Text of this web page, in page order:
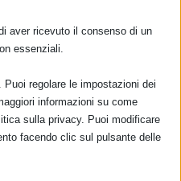
aver ricevuto il consenso di un
essenziali.
regolare le impostazioni dei
informazioni su come
sulla privacy. Puoi modificare
facendo clic sul pulsante delle